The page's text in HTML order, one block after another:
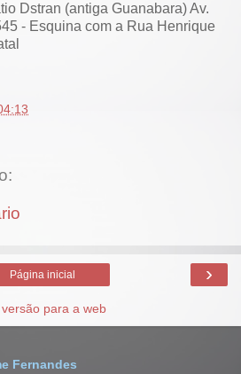
Dstran (antiga Guanabara) Av.
- Esquina com a Rua Henrique
›
Página inicial
versão para a web
Fernandes